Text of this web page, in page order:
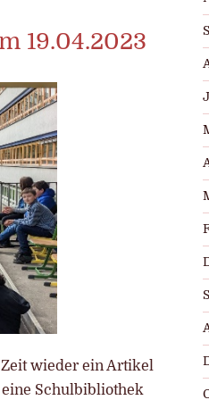
19.04.2023
wieder ein Artikel
eine Schulbibliothek